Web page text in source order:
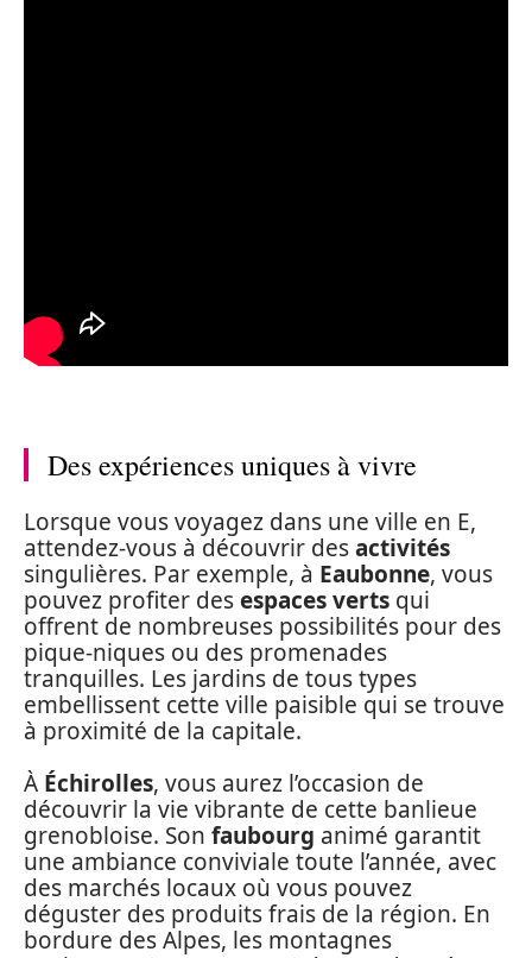
Des expériences uniques à vivre
Lorsque vous voyagez dans une ville en E,
attendez-vous à découvrir desactivités
singulières. Par exemple, à Eaubonne, vous
pouvez profiter desespaces verts qui
offrent de nombreuses possibilités pour des
pique-niques ou des promenades
tranquilles. Les jardins de tous types
embellissent cette ville paisible qui se trouve
à proximité de la capitale.
À Échirolles, vous aurez l’occasion de
découvrir la vie vibrante de cette banlieue
grenobloise. Son faubourg animé garantit
une ambiance conviviale toute l’année, avec
des marchés locaux où vous pouvez
déguster des produits frais de la région. En
bordure des Alpes, les montagnes